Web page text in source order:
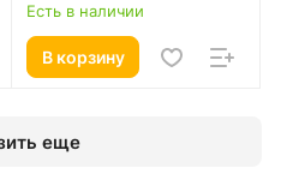
Есть в наличии
В корзину
еще